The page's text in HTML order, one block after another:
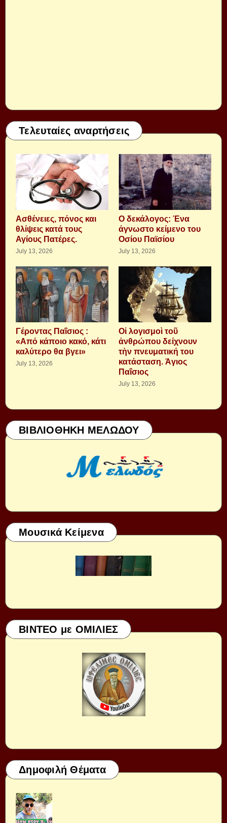
Τελευταίες αναρτήσεις
Aσθένειες, πόνος και
θλίψεις κατά τους
Αγίους Πατέρες.
July 13, 2026
Ο δεκάλογος: Ένα
άγνωστο κείμενο του
Οσίου Παϊσίου
July 13, 2026
Γέροντας Παΐσιος :
«Από κάποιο κακό, κάτι
καλύτερο θα βγει»
July 13, 2026
Οἱ λογισμοὶ τοῦ
ἀνθρώπου δείχνουν
τὴν πνευματική του
κατάσταση. Ἁγιος
Παΐσιος
July 13, 2026
ΒΙΒΛΙΟΘΗΚΗ ΜΕΛΩΔΟΥ
Μουσικά Κείμενα
ΒΙΝΤΕΟ με ΟΜΙΛΙΕΣ
Δημοφιλή Θέματα